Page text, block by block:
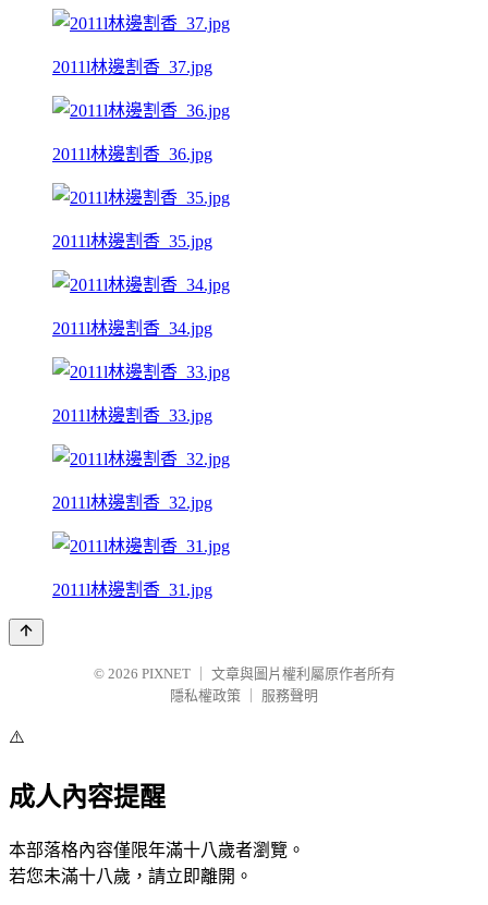
2011l林邊割香_37.jpg
2011l林邊割香_36.jpg
2011l林邊割香_35.jpg
2011l林邊割香_34.jpg
2011l林邊割香_33.jpg
2011l林邊割香_32.jpg
2011l林邊割香_31.jpg
© 2026 PIXNET
文章與圖片權利屬原作者所有
隱私權政策
服務聲明
⚠️
成人內容提醒
本部落格內容僅限年滿十八歲者瀏覽。
若您未滿十八歲，請立即離開。